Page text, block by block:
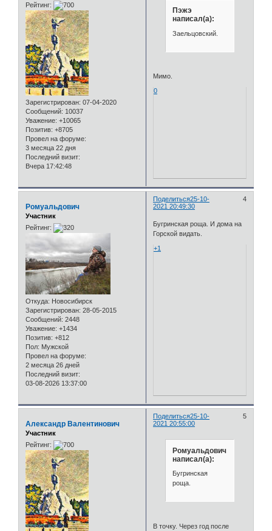
Рейтинг:
Зарегистрирован: 07-04-2020
Сообщений: 10037
Уважение: +10065
Позитив: +8705
Провел на форуме:
3 месяца 22 дня
Последний визит:
Вчера 17:42:48
Пэжэ
написал(а):
Заельцовский.
Мимо.
0
Поделиться 4
25-10-
2021 20:49:30
Ромуальдович
Участник
Рейтинг:
Откуда: Новосибирск
Зарегистрирован: 28-05-2015
Сообщений: 2448
Уважение: +1434
Позитив: +812
Пол: Мужской
Провел на форуме:
2 месяца 26 дней
Последний визит:
03-08-2026 13:37:00
Бугринская роща. И дома на
Горской видать.
+1
Поделиться 5
25-10-
2021 20:55:00
Александр Валентинович
Участник
Рейтинг:
Ромуальдович
написал(а):
Бугринская
роща.
В точку. Через год после